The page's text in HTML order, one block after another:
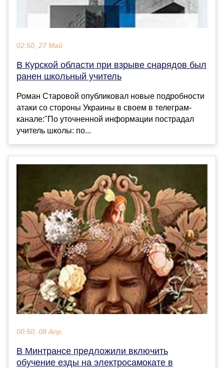
02:50, 27 Май
В Курской области при взрыве снарядов был
ранен школьный учитель
Роман Старовой опубликовал новые подробности
атаки со стороны Украины в своем в телеграм-
канале:"По уточненной информации пострадал
учитель школы: по...
00:50, 08 Апр
В Минтрансе предложили включить
обучение езды на электросамокате в